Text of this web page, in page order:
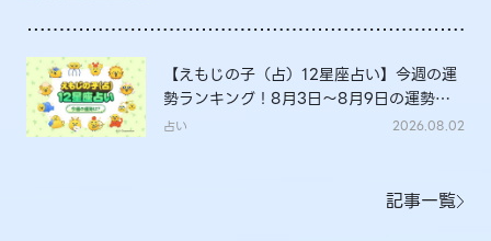
【えもじの子（占）12星座占い】今週の運
勢ランキング！8月3日～8月9日の運勢
は？
占い 2026.08.02
記事一覧